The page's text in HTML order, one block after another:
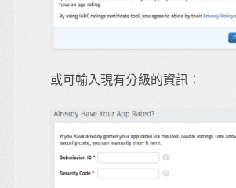
或可輸入現有分級的資訊：